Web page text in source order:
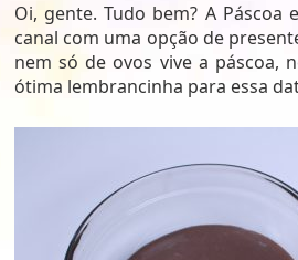
Oi, gente. Tudo bem? A
canal com uma opção de
nem só de ovos vive a páscoa,
ótima lembrancinha para essa